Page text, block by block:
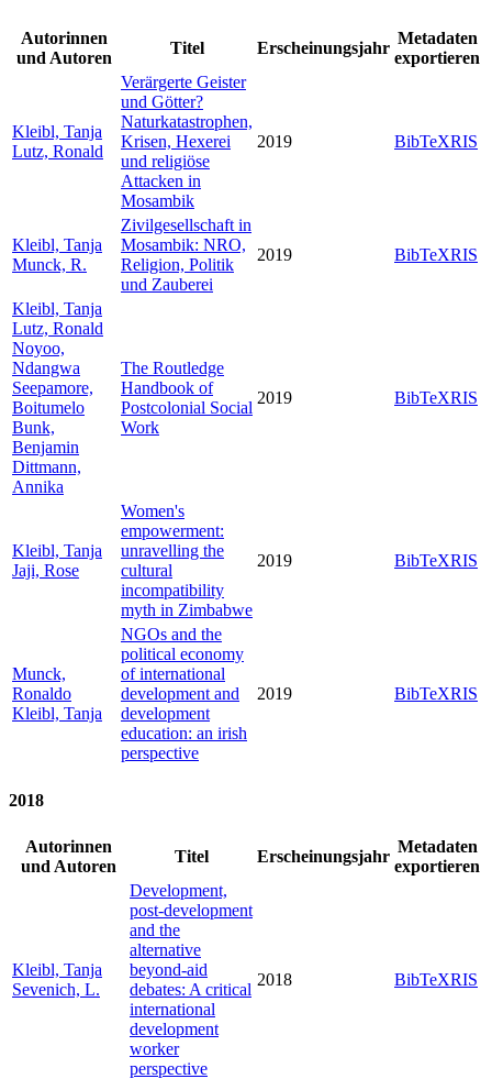
Autorinnen
und Autoren
Titel Erscheinungsjahr
Metadaten
exportieren
Kleibl, Tanja
Lutz, Ronald
Verärgerte Geister
und Götter?
Naturkatastrophen,
Krisen, Hexerei
und religiöse
Attacken in
Mosambik
2019 BibTeXRIS
Kleibl, Tanja
Munck, R.
Zivilgesellschaft in
Mosambik: NRO,
Religion, Politik
und Zauberei
2019 BibTeXRIS
Kleibl, Tanja
Lutz, Ronald
Noyoo,
Ndangwa
Seepamore,
Boitumelo
Bunk,
Benjamin
Dittmann,
Annika
The Routledge
Handbook of
Postcolonial Social
Work
2019 BibTeXRIS
Kleibl, Tanja
Jaji, Rose
Women's
empowerment:
unravelling the
cultural
incompatibility
myth in Zimbabwe
2019 BibTeXRIS
Munck,
Ronaldo
Kleibl, Tanja
NGOs and the
political economy
of international
development and
development
education: an irish
perspective
2019 BibTeXRIS
2018
Autorinnen
und Autoren
Titel Erscheinungsjahr
Metadaten
exportieren
Kleibl, Tanja
Sevenich, L.
Development,
post-development
and the
alternative
beyond-aid
debates: A critical
international
development
worker
perspective
2018 BibTeXRIS